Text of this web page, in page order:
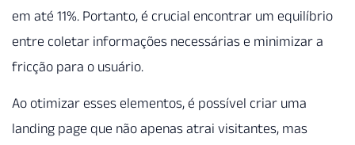
em até 11%. Portanto, é crucial encontrar um equilíbrio
entre coletar informações necessárias e minimizar a
fricção para o usuário.
Ao otimizar esses elementos, é possível criar uma
landing page que não apenas atrai visitantes, mas